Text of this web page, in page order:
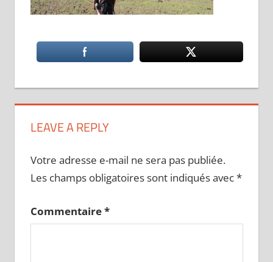
LEAVE A REPLY
Votre adresse e-mail ne sera pas publiée.
Les champs obligatoires sont indiqués avec*
Commentaire*